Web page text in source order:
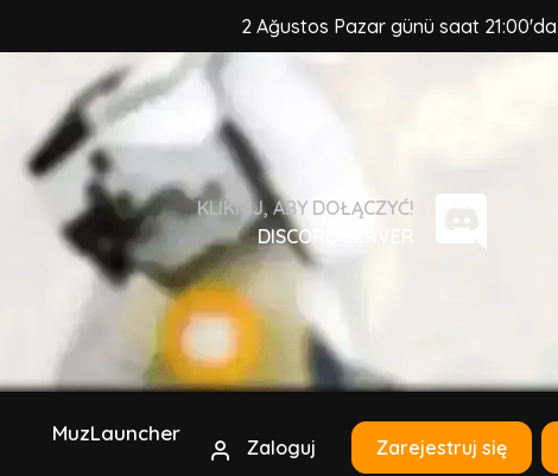
2 Ağustos Pazar günü saat 21:00'da,
KLIKNIJ, ABY DOŁĄCZYĆ!
DISCORD SERVER
Zaloguj Zarejestruj się
MuzLauncher